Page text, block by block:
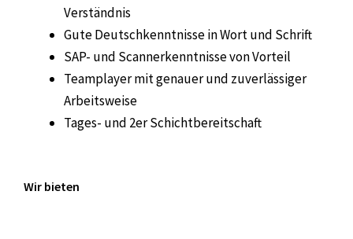
Verständnis
Gute Deutschkenntnisse in Wort und Schrift
SAP- und Scannerkenntnisse von Vorteil
Teamplayer mit genauer und zuverlässiger
Arbeitsweise
Tages- und 2er Schichtbereitschaft
Wir bieten